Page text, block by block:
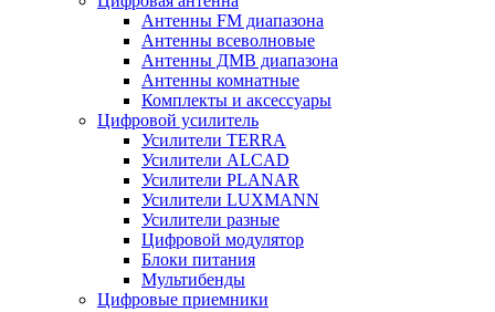
Антенны FM диапазона
Антенны всеволновые
Антенны ДМВ диапазона
Антенны комнатные
Комплекты и аксессуары
Цифровой усилитель
Усилители TERRA
Усилители ALCAD
Усилители PLANAR
Усилители LUXMANN
Усилители разные
Цифровой модулятор
Блоки питания
Мультибенды
Цифровые приемники